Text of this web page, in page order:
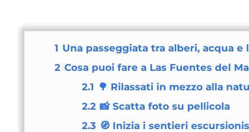
1 Una passeggiata tra alberi, acqua e
2 Cosa puoi fare a Las Fuentes del
2.1 🌳 Rilassati in mezzo alla
2.2 📸 Scatta foto su pellicola
2.3 🧭 Inizia i sentieri